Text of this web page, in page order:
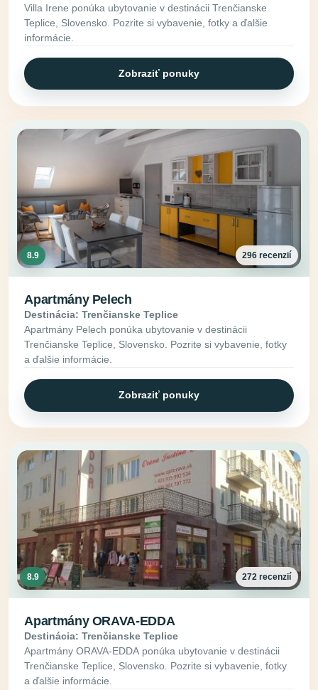
Villa Irene ponúka ubytovanie v destinácii Trenčianske
Teplice, Slovensko. Pozrite si vybavenie, fotky a ďalšie
informácie.
Zobraziť ponuky
8.9 296 recenzií
Apartmány Pelech
Destinácia: Trenčianske Teplice
Apartmány Pelech ponúka ubytovanie v destinácii
Trenčianske Teplice, Slovensko. Pozrite si vybavenie, fotky
a ďalšie informácie.
Zobraziť ponuky
8.9 272 recenzií
Apartmány ORAVA-EDDA
Destinácia: Trenčianske Teplice
Apartmány ORAVA-EDDA ponúka ubytovanie v destinácii
Trenčianske Teplice, Slovensko. Pozrite si vybavenie, fotky
a ďalšie informácie.